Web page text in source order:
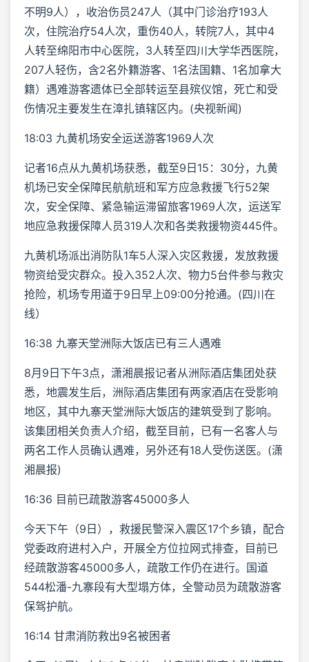
不明9人），收治伤员247人（其中门诊治疗193人
次，住院治疗54人次，重伤40人，转院7人，其中4
人转至绵阳市中心医院，3人转至四川大学华西医院，
207人轻伤，含2名外籍游客、1名法国籍、1名加拿大
籍）遇难游客遗体已全部转运至县殡仪馆，死亡和受
伤情况主要发生在漳扎镇辖区内。(央视新闻)
18:03 九黄机场安全运送游客1969人次
记者16点从九黄机场获悉，截至9日15：30分，九黄
机场已安全保障民航航班和军方应急救援飞行52架
次，安全保障、紧急输运滞留旅客1969人次，运送军
地应急救援保障人员319人次和各类救援物资445件。
九黄机场派出消防队1车5人深入灾区救援，发放救援
物资给受灾群众。投入352人次、物力5台件参与救灾
抢险，机场专用道于9日早上09:00分抢通。(四川在
线）
16:38 九寨天堂洲际大饭店已有三人遇难
8月9日下午3点，潇湘晨报记者从洲际酒店集团处获
悉，地震发生后，洲际酒店集团有两家酒店在受影响
地区，其中九寨天堂洲际大饭店的建筑受到了影响。
该集团相关负责人介绍，截至目前，已有一名客人与
两名工作人员确认遇难，另外还有18人受伤送医。(潇
湘晨报)
16:36 目前已疏散游客45000多人
今天下午（9日），救援民警深入震区17个乡镇，配合
党委政府进村入户，开展全方位拉网式排查，目前已
经疏散游客45000多人，疏散工作仍在进行。国道
544松潘-九寨段有大型塌方体，全警动员为疏散游客
保驾护航。
16:14 甘肃消防救出9名被困者